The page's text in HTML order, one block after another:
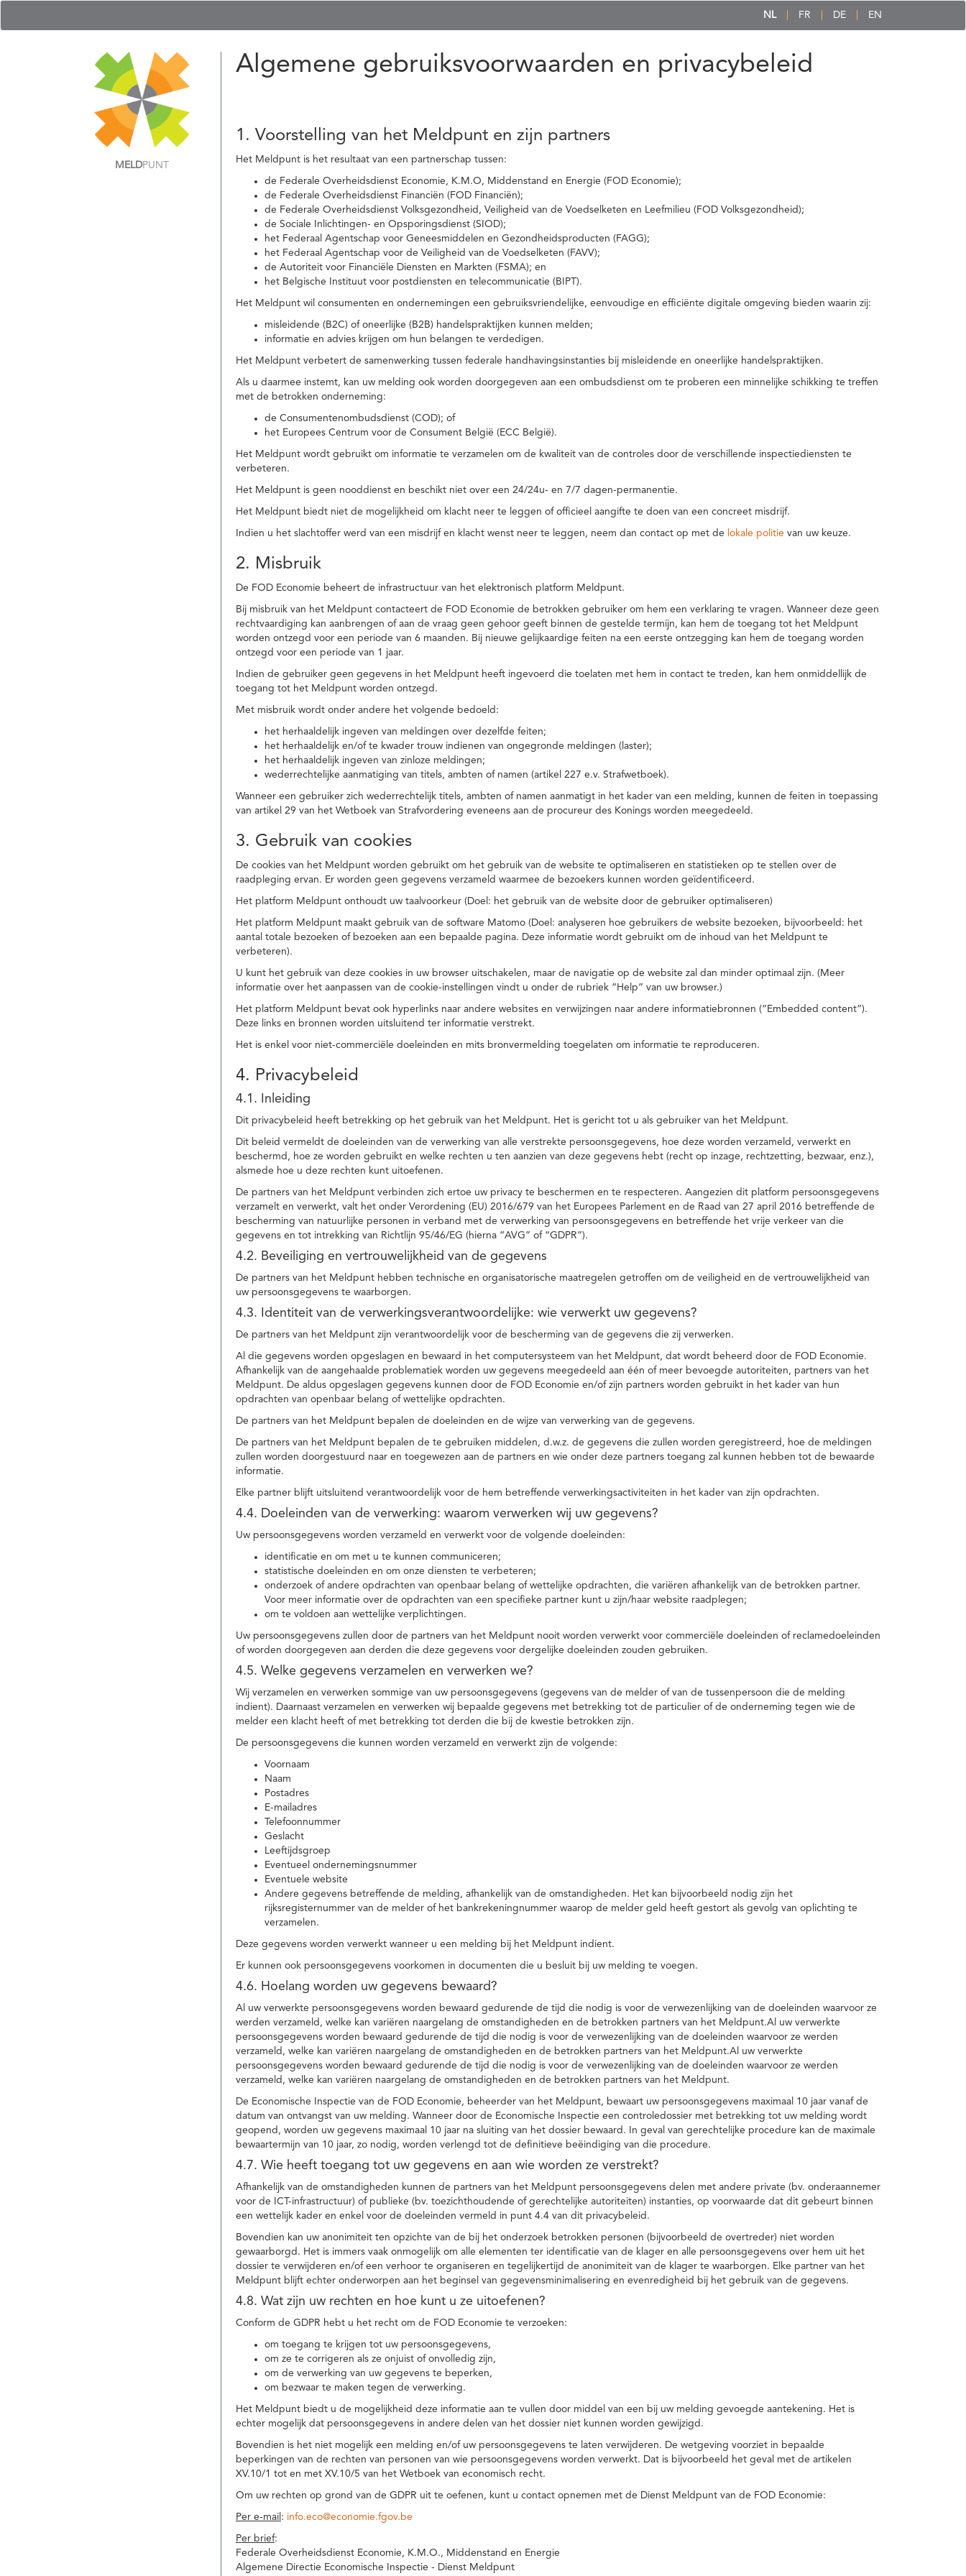
NL FR DE EN
MELDPUNT
Algemene gebruiksvoorwaarden en privacybeleid
1. Voorstelling van het Meldpunt en zijn partners
Het Meldpunt is het resultaat van een partnerschap tussen:
de Federale Overheidsdienst Economie, K.M.O, Middenstand en Energie (FOD Economie);
de Federale Overheidsdienst Financiën (FOD Financiën);
de Federale Overheidsdienst Volksgezondheid, Veiligheid van de Voedselketen en Leefmilieu (FOD Volksgezondheid);
de Sociale Inlichtingen- en Opsporingsdienst (SIOD);
het Federaal Agentschap voor Geneesmiddelen en Gezondheidsproducten (FAGG);
het Federaal Agentschap voor de Veiligheid van de Voedselketen (FAVV);
de Autoriteit voor Financiële Diensten en Markten (FSMA); en
het Belgische Instituut voor postdiensten en telecommunicatie (BIPT).
Het Meldpunt wil consumenten en ondernemingen een gebruiksvriendelijke, eenvoudige en efficiënte digitale omgeving bieden waarin zij:
misleidende (B2C) of oneerlijke (B2B) handelspraktijken kunnen melden;
informatie en advies krijgen om hun belangen te verdedigen.
Het Meldpunt verbetert de samenwerking tussen federale handhavingsinstanties bij misleidende en oneerlijke handelspraktijken.
Als u daarmee instemt, kan uw melding ook worden doorgegeven aan een ombudsdienst om te proberen een minnelijke schikking te treffen
met de betrokken onderneming:
de Consumentenombudsdienst (COD); of
het Europees Centrum voor de Consument België (ECC België).
Het Meldpunt wordt gebruikt om informatie te verzamelen om de kwaliteit van de controles door de verschillende inspectiediensten te
verbeteren.
Het Meldpunt is geen nooddienst en beschikt niet over een 24/24u- en 7/7 dagen-permanentie.
Het Meldpunt biedt niet de mogelijkheid om klacht neer te leggen of officieel aangifte te doen van een concreet misdrijf.
Indien u het slachtoffer werd van een misdrijf en klacht wenst neer te leggen, neem dan contact op met de lokale politie van uw keuze.
2. Misbruik
De FOD Economie beheert de infrastructuur van het elektronisch platform Meldpunt.
Bij misbruik van het Meldpunt contacteert de FOD Economie de betrokken gebruiker om hem een verklaring te vragen. Wanneer deze geen
rechtvaardiging kan aanbrengen of aan de vraag geen gehoor geeft binnen de gestelde termijn, kan hem de toegang tot het Meldpunt
worden ontzegd voor een periode van 6 maanden. Bij nieuwe gelijkaardige feiten na een eerste ontzegging kan hem de toegang worden
ontzegd voor een periode van 1 jaar.
Indien de gebruiker geen gegevens in het Meldpunt heeft ingevoerd die toelaten met hem in contact te treden, kan hem onmiddellijk de
toegang tot het Meldpunt worden ontzegd.
Met misbruik wordt onder andere het volgende bedoeld:
het herhaaldelijk ingeven van meldingen over dezelfde feiten;
het herhaaldelijk en/of te kwader trouw indienen van ongegronde meldingen (laster);
het herhaaldelijk ingeven van zinloze meldingen;
wederrechtelijke aanmatiging van titels, ambten of namen (artikel 227 e.v. Strafwetboek).
Wanneer een gebruiker zich wederrechtelijk titels, ambten of namen aanmatigt in het kader van een melding, kunnen de feiten in toepassing
van artikel 29 van het Wetboek van Strafvordering eveneens aan de procureur des Konings worden meegedeeld.
3. Gebruik van cookies
De cookies van het Meldpunt worden gebruikt om het gebruik van de website te optimaliseren en statistieken op te stellen over de
raadpleging ervan. Er worden geen gegevens verzameld waarmee de bezoekers kunnen worden geïdentificeerd.
Het platform Meldpunt onthoudt uw taalvoorkeur (Doel: het gebruik van de website door de gebruiker optimaliseren)
Het platform Meldpunt maakt gebruik van de software Matomo (Doel: analyseren hoe gebruikers de website bezoeken, bijvoorbeeld: het
aantal totale bezoeken of bezoeken aan een bepaalde pagina. Deze informatie wordt gebruikt om de inhoud van het Meldpunt te
verbeteren).
U kunt het gebruik van deze cookies in uw browser uitschakelen, maar de navigatie op de website zal dan minder optimaal zijn. (Meer
informatie over het aanpassen van de cookie-instellingen vindt u onder de rubriek “Help” van uw browser.)
Het platform Meldpunt bevat ook hyperlinks naar andere websites en verwijzingen naar andere informatiebronnen (“Embedded content”).
Deze links en bronnen worden uitsluitend ter informatie verstrekt.
Het is enkel voor niet-commerciële doeleinden en mits bronvermelding toegelaten om informatie te reproduceren.
4. Privacybeleid
4.1. Inleiding
Dit privacybeleid heeft betrekking op het gebruik van het Meldpunt. Het is gericht tot u als gebruiker van het Meldpunt.
Dit beleid vermeldt de doeleinden van de verwerking van alle verstrekte persoonsgegevens, hoe deze worden verzameld, verwerkt en
beschermd, hoe ze worden gebruikt en welke rechten u ten aanzien van deze gegevens hebt (recht op inzage, rechtzetting, bezwaar, enz.),
alsmede hoe u deze rechten kunt uitoefenen.
De partners van het Meldpunt verbinden zich ertoe uw privacy te beschermen en te respecteren. Aangezien dit platform persoonsgegevens
verzamelt en verwerkt, valt het onder Verordening (EU) 2016/679 van het Europees Parlement en de Raad van 27 april 2016 betreffende de
bescherming van natuurlijke personen in verband met de verwerking van persoonsgegevens en betreffende het vrije verkeer van die
gegevens en tot intrekking van Richtlijn 95/46/EG (hierna “AVG” of “GDPR”).
4.2. Beveiliging en vertrouwelijkheid van de gegevens
De partners van het Meldpunt hebben technische en organisatorische maatregelen getroffen om de veiligheid en de vertrouwelijkheid van
uw persoonsgegevens te waarborgen.
4.3. Identiteit van de verwerkingsverantwoordelijke: wie verwerkt uw gegevens?
De partners van het Meldpunt zijn verantwoordelijk voor de bescherming van de gegevens die zij verwerken.
Al die gegevens worden opgeslagen en bewaard in het computersysteem van het Meldpunt, dat wordt beheerd door de FOD Economie.
Afhankelijk van de aangehaalde problematiek worden uw gegevens meegedeeld aan één of meer bevoegde autoriteiten, partners van het
Meldpunt. De aldus opgeslagen gegevens kunnen door de FOD Economie en/of zijn partners worden gebruikt in het kader van hun
opdrachten van openbaar belang of wettelijke opdrachten.
De partners van het Meldpunt bepalen de doeleinden en de wijze van verwerking van de gegevens.
De partners van het Meldpunt bepalen de te gebruiken middelen, d.w.z. de gegevens die zullen worden geregistreerd, hoe de meldingen
zullen worden doorgestuurd naar en toegewezen aan de partners en wie onder deze partners toegang zal kunnen hebben tot de bewaarde
informatie.
Elke partner blijft uitsluitend verantwoordelijk voor de hem betreffende verwerkingsactiviteiten in het kader van zijn opdrachten.
4.4. Doeleinden van de verwerking: waarom verwerken wij uw gegevens?
Uw persoonsgegevens worden verzameld en verwerkt voor de volgende doeleinden:
identificatie en om met u te kunnen communiceren;
statistische doeleinden en om onze diensten te verbeteren;
onderzoek of andere opdrachten van openbaar belang of wettelijke opdrachten, die variëren afhankelijk van de betrokken partner.
Voor meer informatie over de opdrachten van een specifieke partner kunt u zijn/haar website raadplegen;
om te voldoen aan wettelijke verplichtingen.
Uw persoonsgegevens zullen door de partners van het Meldpunt nooit worden verwerkt voor commerciële doeleinden of reclamedoeleinden
of worden doorgegeven aan derden die deze gegevens voor dergelijke doeleinden zouden gebruiken.
4.5. Welke gegevens verzamelen en verwerken we?
Wij verzamelen en verwerken sommige van uw persoonsgegevens (gegevens van de melder of van de tussenpersoon die de melding
indient). Daarnaast verzamelen en verwerken wij bepaalde gegevens met betrekking tot de particulier of de onderneming tegen wie de
melder een klacht heeft of met betrekking tot derden die bij de kwestie betrokken zijn.
De persoonsgegevens die kunnen worden verzameld en verwerkt zijn de volgende:
Voornaam
Naam
Postadres
E-mailadres
Telefoonnummer
Geslacht
Leeftijdsgroep
Eventueel ondernemingsnummer
Eventuele website
Andere gegevens betreffende de melding, afhankelijk van de omstandigheden. Het kan bijvoorbeeld nodig zijn het
rijksregisternummer van de melder of het bankrekeningnummer waarop de melder geld heeft gestort als gevolg van oplichting te
verzamelen.
Deze gegevens worden verwerkt wanneer u een melding bij het Meldpunt indient.
Er kunnen ook persoonsgegevens voorkomen in documenten die u besluit bij uw melding te voegen.
4.6. Hoelang worden uw gegevens bewaard?
Al uw verwerkte persoonsgegevens worden bewaard gedurende de tijd die nodig is voor de verwezenlijking van de doeleinden waarvoor ze
werden verzameld, welke kan variëren naargelang de omstandigheden en de betrokken partners van het Meldpunt.Al uw verwerkte
persoonsgegevens worden bewaard gedurende de tijd die nodig is voor de verwezenlijking van de doeleinden waarvoor ze werden
verzameld, welke kan variëren naargelang de omstandigheden en de betrokken partners van het Meldpunt.Al uw verwerkte
persoonsgegevens worden bewaard gedurende de tijd die nodig is voor de verwezenlijking van de doeleinden waarvoor ze werden
verzameld, welke kan variëren naargelang de omstandigheden en de betrokken partners van het Meldpunt.
De Economische Inspectie van de FOD Economie, beheerder van het Meldpunt, bewaart uw persoonsgegevens maximaal 10 jaar vanaf de
datum van ontvangst van uw melding. Wanneer door de Economische Inspectie een controledossier met betrekking tot uw melding wordt
geopend, worden uw gegevens maximaal 10 jaar na sluiting van het dossier bewaard. In geval van gerechtelijke procedure kan de maximale
bewaartermijn van 10 jaar, zo nodig, worden verlengd tot de definitieve beëindiging van die procedure.
4.7. Wie heeft toegang tot uw gegevens en aan wie worden ze verstrekt?
Afhankelijk van de omstandigheden kunnen de partners van het Meldpunt persoonsgegevens delen met andere private (bv. onderaannemer
voor de ICT-infrastructuur) of publieke (bv. toezichthoudende of gerechtelijke autoriteiten) instanties, op voorwaarde dat dit gebeurt binnen
een wettelijk kader en enkel voor de doeleinden vermeld in punt 4.4 van dit privacybeleid.
Bovendien kan uw anonimiteit ten opzichte van de bij het onderzoek betrokken personen (bijvoorbeeld de overtreder) niet worden
gewaarborgd. Het is immers vaak onmogelijk om alle elementen ter identificatie van de klager en alle persoonsgegevens over hem uit het
dossier te verwijderen en/of een verhoor te organiseren en tegelijkertijd de anonimiteit van de klager te waarborgen. Elke partner van het
Meldpunt blijft echter onderworpen aan het beginsel van gegevensminimalisering en evenredigheid bij het gebruik van de gegevens.
4.8. Wat zijn uw rechten en hoe kunt u ze uitoefenen?
Conform de GDPR hebt u het recht om de FOD Economie te verzoeken:
om toegang te krijgen tot uw persoonsgegevens,
om ze te corrigeren als ze onjuist of onvolledig zijn,
om de verwerking van uw gegevens te beperken,
om bezwaar te maken tegen de verwerking.
Het Meldpunt biedt u de mogelijkheid deze informatie aan te vullen door middel van een bij uw melding gevoegde aantekening. Het is
echter mogelijk dat persoonsgegevens in andere delen van het dossier niet kunnen worden gewijzigd.
Bovendien is het niet mogelijk een melding en/of uw persoonsgegevens te laten verwijderen. De wetgeving voorziet in bepaalde
beperkingen van de rechten van personen van wie persoonsgegevens worden verwerkt. Dat is bijvoorbeeld het geval met de artikelen
XV.10/1 tot en met XV.10/5 van het Wetboek van economisch recht.
Om uw rechten op grond van de GDPR uit te oefenen, kunt u contact opnemen met de Dienst Meldpunt van de FOD Economie:
Per e-mail : info.eco@economie.fgov.be
Per brief:
Federale Overheidsdienst Economie, K.M.O., Middenstand en Energie
Algemene Directie Economische Inspectie - Dienst Meldpunt